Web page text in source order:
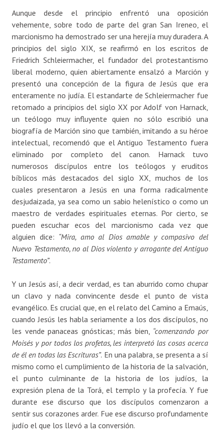
Aunque desde el principio enfrentó una oposición
vehemente, sobre todo de parte del gran San Ireneo, el
marcionismo ha demostrado ser una herejía muy duradera. A
principios del siglo XIX, se reafirmó en los escritos de
Friedrich Schleiermacher, el fundador del protestantismo
liberal moderno, quien abiertamente ensalzó a Marción y
presentó una concepción de la figura de Jesús que era
enteramente no judía. El estandarte de Schleiermacher fue
retomado a principios del siglo XX por Adolf von Harnack,
un teólogo muy influyente quien no sólo escribió una
biografía de Marción sino que también, imitando a su héroe
intelectual, recomendó que el Antiguo Testamento fuera
eliminado por completo del canon. Harnack tuvo
numerosos discípulos entre los teólogos y eruditos
bíblicos más destacados del siglo XX, muchos de los
cuales presentaron a Jesús en una forma radicalmente
desjudaizada, ya sea como un sabio helenístico o como un
maestro de verdades espirituales eternas. Por cierto, se
pueden escuchar ecos del marcionismo cada vez que
alguien dice: “Mira, amo al Dios amable y compasivo del
Nuevo Testamento, no al Dios violento y arrogante del Antiguo
Testamento”.
Y un Jesús así, a decir verdad, es tan aburrido como chupar
un clavo y nada convincente desde el punto de vista
evangélico. Es crucial que, en el relato del Camino a Emaús,
cuando Jesús les habla seriamente a los dos discípulos, no
les vende panaceas gnósticas; más bien, “comenzando por
Moisés y por todos los profetas, les interpretó las cosas acerca
de él en todas las Escrituras”. En una palabra, se presenta a sí
mismo como el cumplimiento de la historia de la salvación,
el punto culminante de la historia de los judíos, la
expresión plena de la Torá, el templo y la profecía. Y fue
durante ese discurso que los discípulos comenzaron a
sentir sus corazones arder. Fue ese discurso profundamente
judío el que los llevó a la conversión.